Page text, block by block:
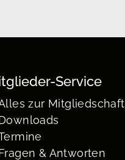
Service
zur Mitgliedschaft
& Antworten